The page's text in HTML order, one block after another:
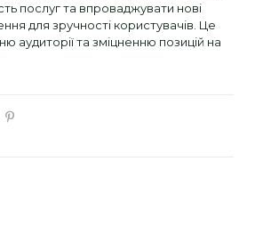
послуг та впроваджувати нові
для зручності користувачів. Це
аудиторії та зміцненню позицій на